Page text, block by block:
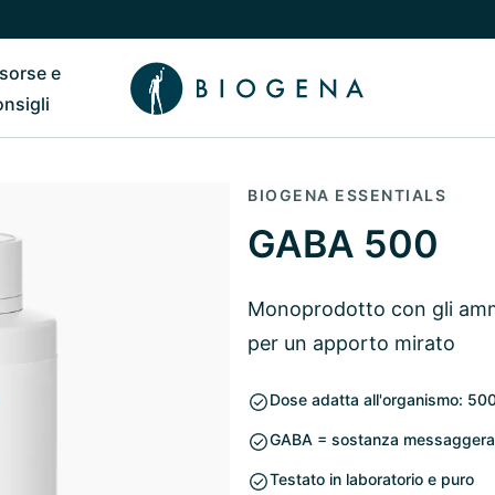
il sottomenu di Chi siamo
e
Riavvia il sottomenu di Risorse e consigli
BIOGENA ESSENTIALS
GABA 500
Monoprodotto con gli
per un apporto mirato
Dose adatta all'organismo:
GABA = sostanza
Testato in laboratorio e puro